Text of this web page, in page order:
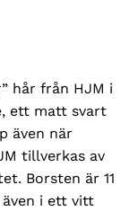
hår från HJM i
ett matt svart
även när
tillverkas av
Borsten är 11
även i ett vitt